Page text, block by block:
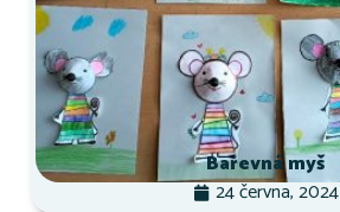
Barevná myš
24 června, 2024